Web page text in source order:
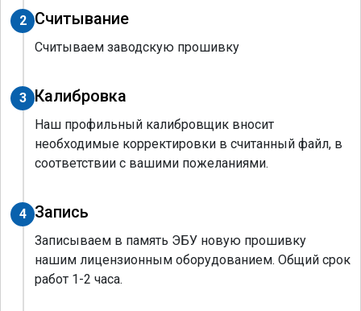
2 Считывание
Считываем заводскую прошивку
3 Калибровка
Наш профильный калибровщик вносит
необходимые корректировки в считанный файл, в
соответствии с вашими пожеланиями.
4 Запись
Записываем в память ЭБУ новую прошивку
нашим лицензионным оборудованием. Общий срок
работ 1-2 часа.